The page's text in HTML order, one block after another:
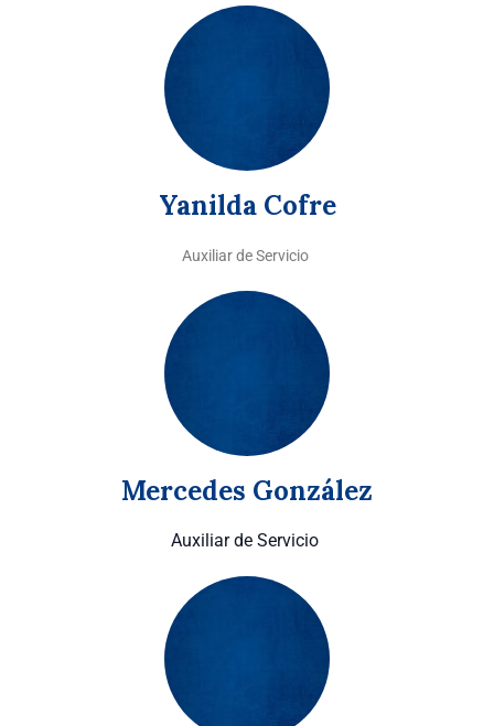
Yanilda Cofre
Auxiliar de Servicio
Mercedes González
Auxiliar de Servicio